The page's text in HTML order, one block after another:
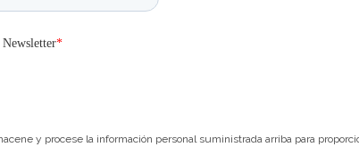
y procese la información personal suministrada arriba para